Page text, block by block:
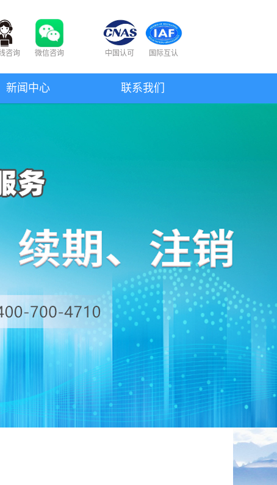
咨询 微信咨询 中国认可 国际互认
新闻中心 联系我们